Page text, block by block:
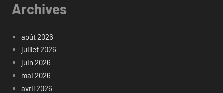
Archives
août 2026
juillet 2026
juin 2026
mai 2026
avril 2026